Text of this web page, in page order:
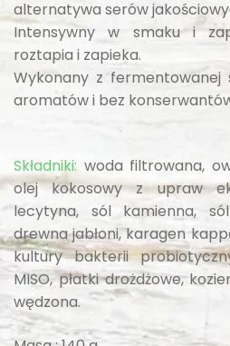
alternatywa serów
Intensywny w smaku i
roztapia i zapieka.
Wykonany z fermentowanej
aromatów i bez
Składniki: woda filtrowana,
olej kokosowy z upraw
lecytyna, sól kamienna,
drewna jabłoni, karagen
kultury bakterii
MISO, płatki drożdżowe,
wędzona.